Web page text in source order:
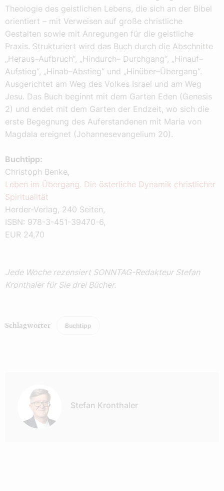
Theologie des geistlichen Lebens, die sich an der Bibel
orientiert – mit Verweisen auf große christliche
Gestalten sowie mit Anregungen für die geistliche
Praxis. Strukturiert wird das Buch durch die Abschnitte
„Heraus–Aufbruch“, „Hindurch– Durchgang“, „Hinauf–
Aufstieg“, „Hinab–Abstieg“ und „Hinüber–Übergang“.
Ausgerichtet am Weg des Volkes Israel und am Weg
Jesu. Das Buch beginnt mit dem Garten Eden (Genesis
2) und endet mit dem Garten der Endzeit, wo sich die
erste Begegnung des Auferstandenen mit Maria von
Magdala ereignet (Johannesevangelium 20).
Buchtipp:
Christoph Benke,
Leben im Übergang. Die österliche Dynamik christlicher
Spiritualität
Herder-Verlag, 240 Seiten,
ISBN: 978-3-451-39470-6,
EUR 24,70
Jede Woche rezensiert SONNTAG-Redakteur Stefan
Kronthaler für Sie drei Bücher.
Schlagwörter Buchtipp
Stefan Kronthaler